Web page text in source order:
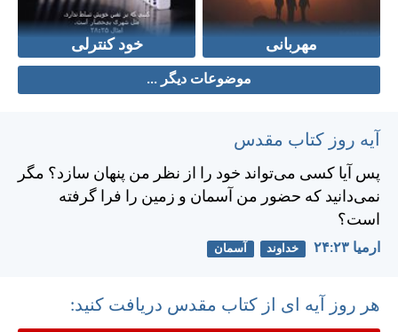
مهربانی خود کنترلی
موضوعات دیگر ...
آیه روز کتاب مقدس
پس آيا كسی می‌تواند خود را از نظر من پنهان سازد؟ مگر
نمی‌دانيد كه حضور من آسمان و زمين را فرا گرفته
است؟
ارميا ۲۳:‏۲۴ خداوند آسمان
هر روز آیه ای از کتاب مقدس دریافت کنید: